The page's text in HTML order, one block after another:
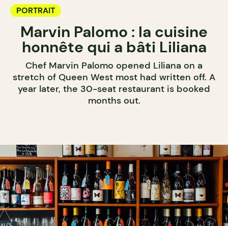
PORTRAIT
Marvin Palomo : la cuisine
honnête qui a bâti Liliana
Chef Marvin Palomo opened Liliana on a
stretch of Queen West most had written off. A
year later, the 30-seat restaurant is booked
months out.